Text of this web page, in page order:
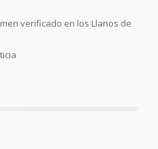
verificado en los Llanos de